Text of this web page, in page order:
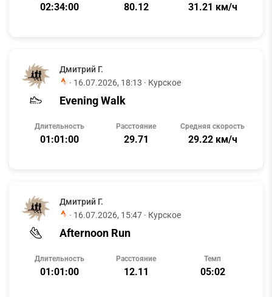
02:34:00 80.12 31.21 км/ч
Дмитрий Г.
· 16.07.2026, 18:13 · Курское
Evening Walk
Длительность
01:01:00
Расстояние
29.71
Средняя скорость
29.22 км/ч
Дмитрий Г.
· 16.07.2026, 15:47 · Курское
Afternoon Run
Длительность
01:01:00
Расстояние
12.11
Темп
05:02